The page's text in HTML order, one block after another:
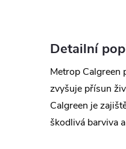
Detailní
Metrop Calgreen
zvyšuje přísun
Calgreen je
škodlivá barviva